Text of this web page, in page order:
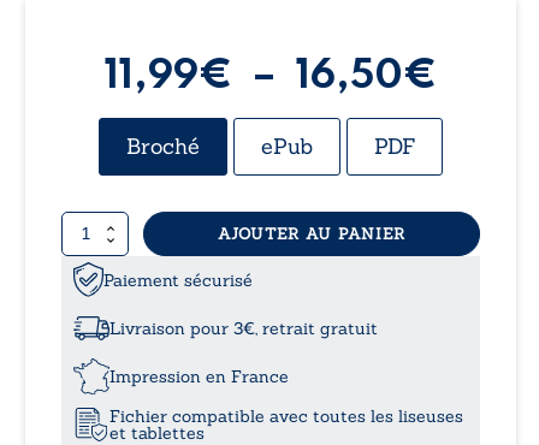
11,99€ – 16,50€
de
Broché ePub PDF
quantité
de
La
fille
de
AJOUTER AU PANIER
Paiement sécurisé
Livraison pour 3€, retrait gratuit
Impression en France
Fichier compatible avec toutes les liseuses
et tablettes